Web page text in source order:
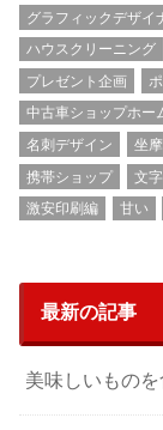
グラフィックデザイ
ハウスクリーニング
プレゼント企画
中古車ショップホー
名刺デザイン
坐
携帯ショップ
文
激安印刷編
甘い
最新の記事
美味しいもの